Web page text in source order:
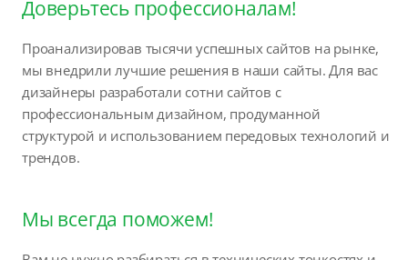
Доверьтесь профессионалам!
Проанализировав тысячи успешных сайтов на рынке,
мы внедрили лучшие решения в наши сайты. Для вас
дизайнеры разработали сотни сайтов с
профессиональным дизайном, продуманной
структурой и использованием передовых технологий и
трендов.
Мы всегда поможем!